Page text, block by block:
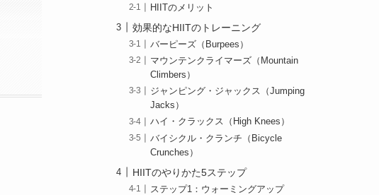
HIITのメリット
効果的なHIITのトレーニング
バーピーズ（Burpees）
マウンテンクライマーズ（Mountain
Climbers）
ジャンピング・ジャックス（Jumping
Jacks）
ハイ・クラックス（High Knees）
バイシクル・クランチ（Bicycle
Crunches）
HIITのやりかた5ステップ
ステップ1：ウォーミングアップ